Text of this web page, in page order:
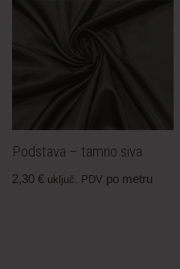
Podstava – tamno siva
2,30 € uključ. PDV po metru